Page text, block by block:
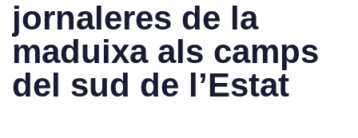
jornaleres de la
maduixa als camps
del sud de l’Estat